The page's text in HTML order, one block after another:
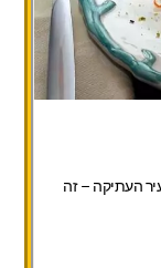
העתיקה – זה